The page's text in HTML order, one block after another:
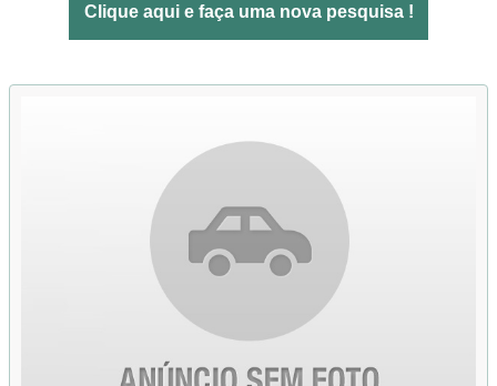
Clique aqui e faça uma nova pesquisa !